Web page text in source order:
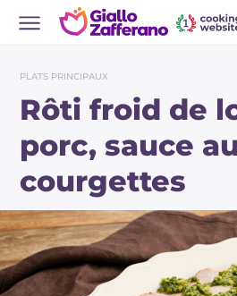
PLATS PRINCIPAUX
Rôti froid de
porc, sauce
courgettes